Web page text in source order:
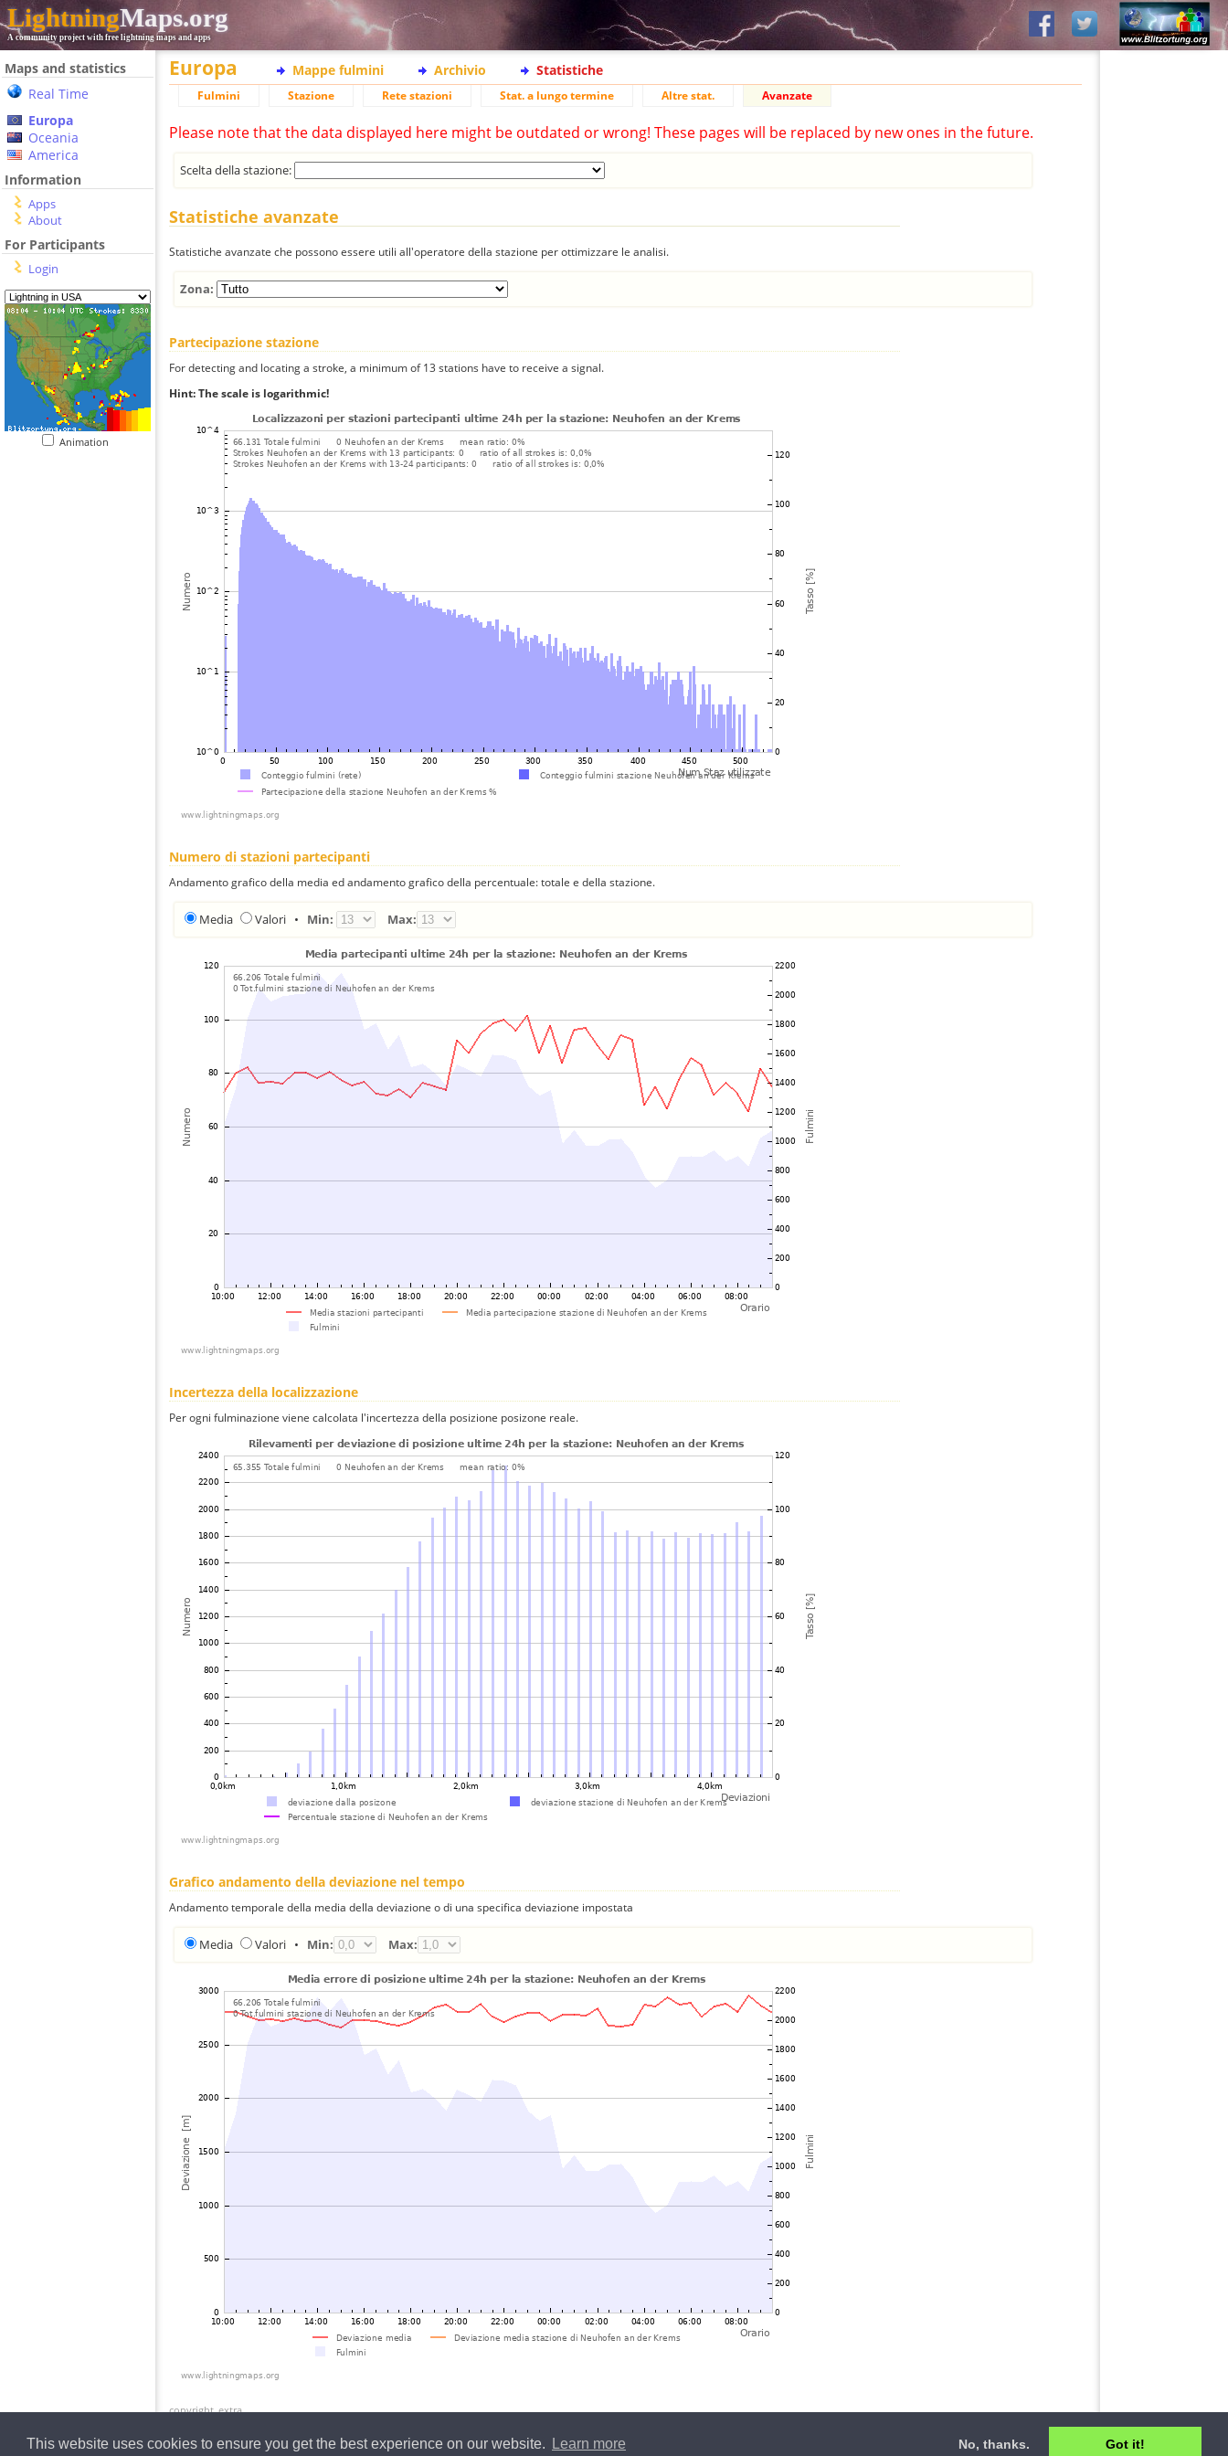
This website uses cookies to ensure you get the best experience on our website. Learn more No, thanks. Got it!
LightningMaps.org
A community project with free lightning maps and apps
Maps and statistics
Real Time
Europa
Oceania
America
Information
Apps
About
For Participants
Login
Animation
Europa Mappe fulmini Archivio Statistiche
Fulmini Stazione Rete stazioni Stat. a lungo termine Altre stat. Avanzate
Please note that the data displayed here might be outdated or wrong! These pages will be replaced by new ones in the future.
Scelta della stazione:
Statistiche avanzate
Statistiche avanzate che possono essere utili all'operatore della stazione per ottimizzare le analisi.
Zona:
Partecipazione stazione
For detecting and locating a stroke, a minimum of 13 stations have to receive a signal.
Hint: The scale is logarithmic!
Numero di stazioni partecipanti
Andamento grafico della media ed andamento grafico della percentuale: totale e della stazione.
Media Valori • Min: Max:
Incertezza della localizzazione
Per ogni fulminazione viene calcolata l'incertezza della posizione posizone reale.
Grafico andamento della deviazione nel tempo
Andamento temporale della media della deviazione o di una specifica deviazione impostata
Media Valori • Min: Max:
copyright_extra